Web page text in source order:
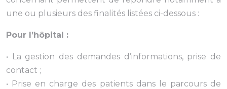
une ou plusieurs des finalités listées ci-dessous :
Pour l’hôpital :
• La gestion des demandes d’informations, prise de
contact ;
• Prise en charge des patients dans le parcours de